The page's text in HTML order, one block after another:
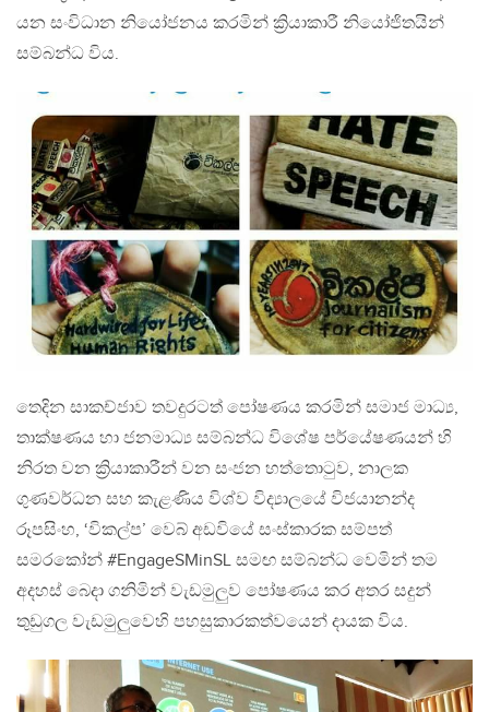
යන සංවිධාන නියෝජනය කරමින් ක්‍රියාකාරී නියෝජිතයින්
සම්බන්ධ විය.
තෙදින සාකච්ජාව තවදුරටත් පෝෂණය කරමින් සමාජ මාධ්‍ය,
තාක්ෂණය හා ජනමාධ්‍ය සම්බන්ධ විශේෂ පර්යේෂණයන් හි
නිරත වන ක්‍රියාකාරීන් වන සංජන හත්තොටුව, නාලක
ගුණවර්ධන සහ කැළණිය විශ්ව විද්‍යාලයේ විජයානන්ද
රූපසිංහ, ‘විකල්ප’ වෙබ් අඩවියේ සංස්කාරක සම්පත්
සමරකෝන් #EngageSMinSL සමඟ සම්බන්ධ වෙමින් තම
අදහස් බෙදා ගනිමින් වැඩමුලුව පෝෂණය කර අතර සදුන්
තුඩුගල වැඩමුලුවෙහි පහසුකාරකත්වයෙන් දායක විය.